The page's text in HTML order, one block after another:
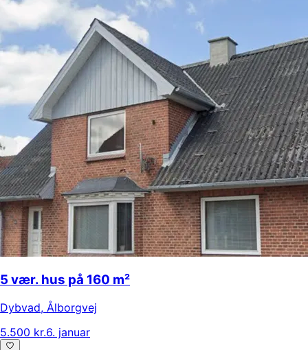
5 vær. hus på 160 m²
Dybvad, Ålborgvej
5.500 kr.6. januar